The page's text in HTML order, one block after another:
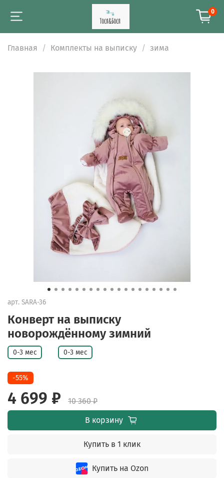
0
Главная Комплекты на выписку зима
арт. SARA-36
Конверт на выписку
новорождённому зимний
0-3 мес 0-3 мес
-55%
4 699 ₽
10 360 ₽
В корзину
Купить в 1 клик
Купить на Ozon